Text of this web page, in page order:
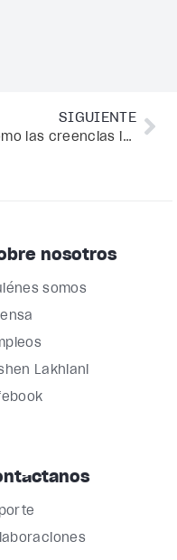
SIGUIENTE
Cómo las creencias inconscientes del pasado crean nuestro presente (y cómo solucionarlo)
nosotros
somos
Lakhiani